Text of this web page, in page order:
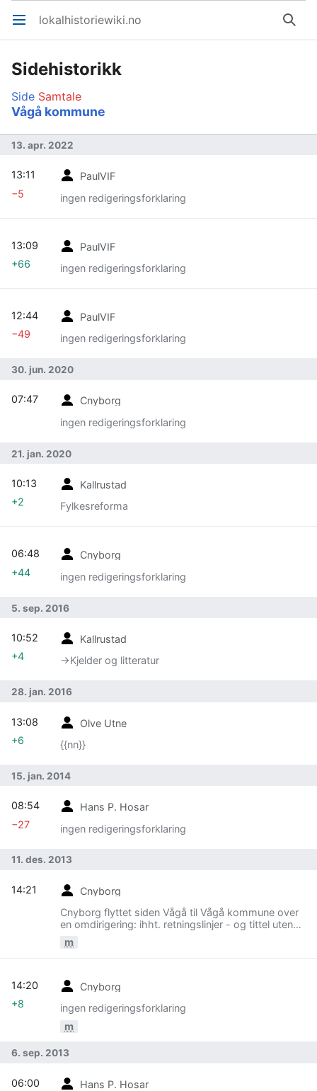
Åpne hovedmenyen lokalhistoriewiki.no Søk
Sidehistorikk
Side Samtale
Vågå kommune
13. apr. 2022
PaulVIF
ingen redigeringsforklaring
13:11
−5
PaulVIF
ingen redigeringsforklaring
13:09
+66
PaulVIF
ingen redigeringsforklaring
12:44
−49
30. jun. 2020
Cnyborg
ingen redigeringsforklaring
07:47
21. jan. 2020
Kallrustad
Fylkesreforma
10:13
+2
Cnyborg
ingen redigeringsforklaring
06:48
+44
5. sep. 2016
Kallrustad
→‎Kjelder og litteratur
10:52
+4
28. jan. 2016
Olve Utne
{{nn}}
13:08
+6
15. jan. 2014
Hans P. Hosar
ingen redigeringsforklaring
08:54
−27
11. des. 2013
Cnyborg
Cnyborg flyttet siden Vågå til Vågå kommune over
en omdirigering: ihht. retningslinjer - og tittel uten
m
14:21
Cnyborg
ingen redigeringsforklaring
m
14:20
+8
6. sep. 2013
Hans P. Hosar
06:00